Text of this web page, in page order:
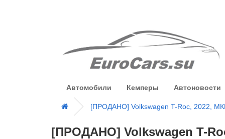
Автомобили Кемперы Автоновости
[ПРОДАНО] Volkswagen T-Roc, 2022,
[ПРОДАНО] Volkswagen T-